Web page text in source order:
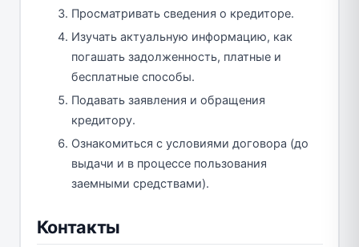
Просматривать сведения о кредиторе.
Изучать актуальную информацию, как
погашать задолженность, платные и
бесплатные способы.
Подавать заявления и обращения
кредитору.
Ознакомиться с условиями договора (до
выдачи и в процессе пользования
заемными средствами).
Контакты